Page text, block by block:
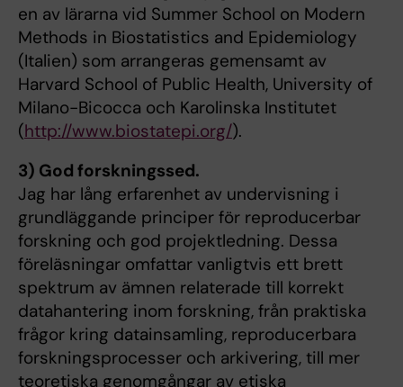
en av lärarna vid Summer School on Modern
Methods in Biostatistics and Epidemiology
(Italien) som arrangeras gemensamt av
Harvard School of Public Health, University of
Milano-Bicocca och Karolinska Institutet
(http://www.biostatepi.org/).
3) God forskningssed.
Jag har lång erfarenhet av undervisning i
grundläggande principer för reproducerbar
forskning och god projektledning. Dessa
föreläsningar omfattar vanligtvis ett brett
spektrum av ämnen relaterade till korrekt
datahantering inom forskning, från praktiska
frågor kring datainsamling, reproducerbara
forskningsprocesser och arkivering, till mer
teoretiska genomgångar av etiska